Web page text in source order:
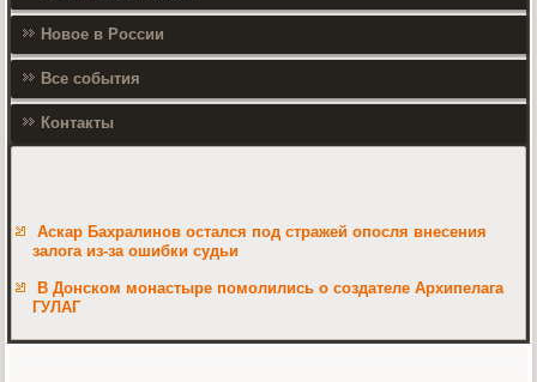
Новое в России
Все события
Контакты
Аскар Бахралинов остался под стражей опосля внесения
залога из-за ошибки судьи
В Донском монастыре помолились о создателе Архипелага
ГУЛАГ